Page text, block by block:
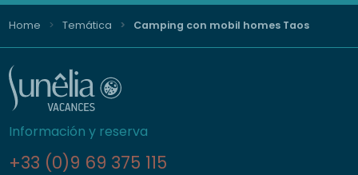
Home Temática Camping con mobil homes Taos
Información y reserva
+33 (0)9 69 375 115